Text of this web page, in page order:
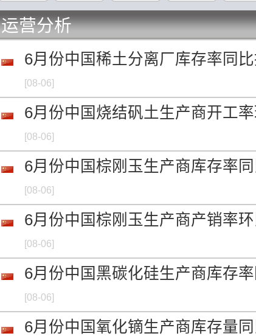
运营分析
6月份中国稀土分离厂库存率同
[08-06]
6月份中国烧结矾土生产商开工
[08-06]
6月份中国棕刚玉生产商库存率
[08-06]
6月份中国棕刚玉生产商产销率
[08-06]
6月份中国黑碳化硅生产商库存
[08-06]
6月份中国氧化镝生产商库存量